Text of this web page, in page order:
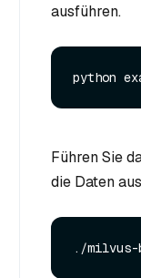
ausführen.
Führen Sie
die Daten